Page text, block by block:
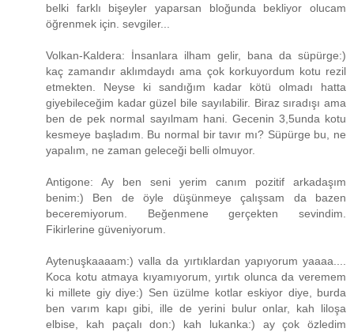
belki farklı bişeyler yaparsan bloğunda bekliyor olucam
öğrenmek için. sevgiler...
Volkan-Kaldera: İnsanlara ilham gelir, bana da süpürge:)
kaç zamandır aklımdaydı ama çok korkuyordum kotu rezil
etmekten. Neyse ki sandığım kadar kötü olmadı hatta
giyebileceğim kadar güzel bile sayılabilir. Biraz sıradışı ama
ben de pek normal sayılmam hani. Gecenin 3,5unda kotu
kesmeye başladım. Bu normal bir tavır mı? Süpürge bu, ne
yapalım, ne zaman geleceği belli olmuyor.
Antigone: Ay ben seni yerim canım pozitif arkadaşım
benim:) Ben de öyle düşünmeye çalışsam da bazen
beceremiyorum. Beğenmene gerçekten sevindim.
Fikirlerine güveniyorum.
Aytenuşkaaaam:) valla da yırtıklardan yapıyorum yaaaa....
Koca kotu atmaya kıyamıyorum, yırtık olunca da veremem
ki millete giy diye:) Sen üzülme kotlar eskiyor diye, burda
ben varım kapı gibi, ille de yerini bulur onlar, kah liloşa
elbise, kah paçalı don:) kah lukanka:) ay çok özledim